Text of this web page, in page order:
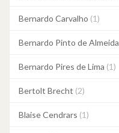
Bernardo Carvalho (1)
Bernardo Pinto de Almeida
Bernardo Pires de Lima (1)
Bertolt Brecht (2)
Blaise Cendrars (1)